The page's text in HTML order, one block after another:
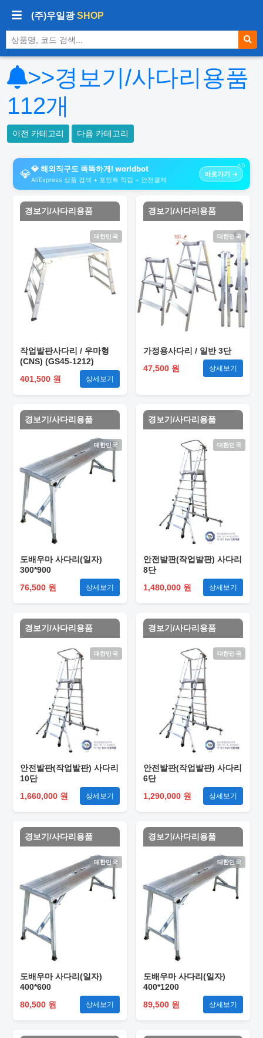
(주)우일광SHOP
상품 검색
>>경보기/사다리용품
112개
이전 카테고리 다음 카테고리
AD
💎💎 해외직구도 똑똑하게! worldbot
AliExpress 상품 검색 + 포인트 적립 + 안전결제
바로가기 →
경보기/사다리용품
대한민국
작업발판사다리 / 우마형
(CNS) (GS45-1212)
401,500 원
상세보기
경보기/사다리용품
대한민국
가정용사다리 / 일반 3단
47,500 원
상세보기
경보기/사다리용품
대한민국
도배우마 사다리(일자)
300*900
76,500 원
상세보기
경보기/사다리용품
대한민국
안전발판(작업발판) 사다리
8단
1,480,000 원
상세보기
경보기/사다리용품
대한민국
안전발판(작업발판) 사다리
10단
1,660,000 원
상세보기
경보기/사다리용품
대한민국
안전발판(작업발판) 사다리
6단
1,290,000 원
상세보기
경보기/사다리용품
대한민국
도배우마 사다리(일자)
400*600
80,500 원
상세보기
경보기/사다리용품
대한민국
도배우마 사다리(일자)
400*1200
89,500 원
상세보기